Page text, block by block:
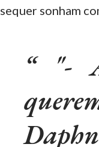
sequer sonham
"-